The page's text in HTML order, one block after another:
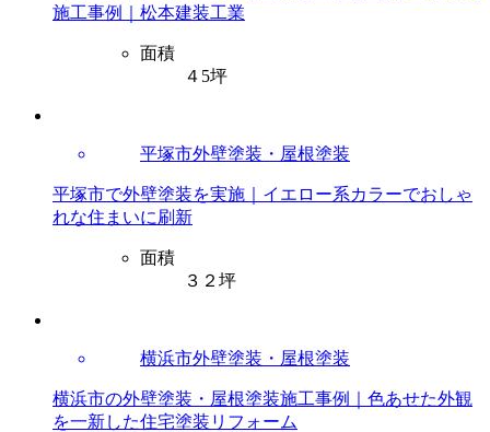
施工事例｜松本建装工業
面積
４5坪
平塚市外壁塗装・屋根塗装
平塚市で外壁塗装を実施｜イエロー系カラーでおしゃ
れな住まいに刷新
面積
３２坪
横浜市外壁塗装・屋根塗装
横浜市の外壁塗装・屋根塗装施工事例｜色あせた外観
を一新した住宅塗装リフォーム